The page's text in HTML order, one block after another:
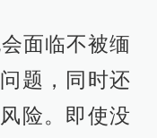
面临不被缅
题，同时还
险。即使没